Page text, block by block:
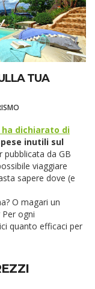
TUA
dichiarato di
inutili sul
pubblicata da GB
viaggiare
sapere dove (e
O magari un
ogni
quanto efficaci per